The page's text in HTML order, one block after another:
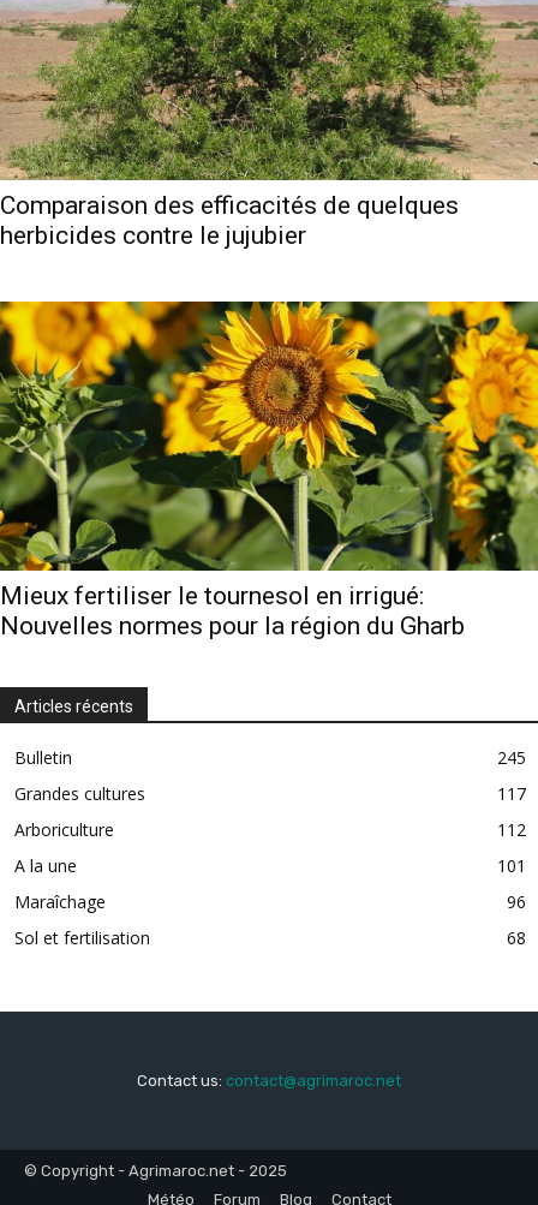
Comparaison des efficacités de quelques
herbicides contre le jujubier
Mieux fertiliser le tournesol en irrigué:
Nouvelles normes pour la région du Gharb
Articles récents
Bulletin
245
Grandes cultures
117
Arboriculture
112
A la une
101
Maraîchage
96
Sol et fertilisation
68
Contact us: contact@agrimaroc.net
© Copyright - Agrimaroc.net - 2025
Météo
Forum Blog Contact